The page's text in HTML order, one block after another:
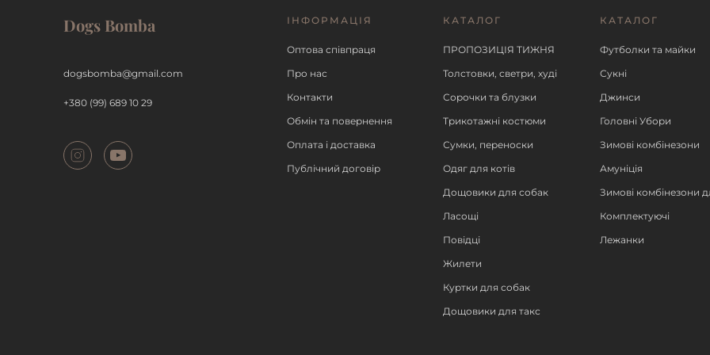
ДЕТАЛЬНІШЕ ДЕТАЛЬНІШЕ
Dogs Bomba
dogsbomba@gmail.com
+380 (99) 689 10 29
ІНФОРМАЦІЯ
Оптова співпраця
Про нас
Контакти
Обмін та повернення
Оплата і доставка
Публічний договір
КАТАЛОГ
ПРОПОЗИЦІЯ ТИЖНЯ
Толстовки, светри, худі
Сорочки та блузки
Трикотажні костюми
Сумки, переноски
Одяг для котів
Дощовики для собак
Ласощі
Повідці
Жилети
Куртки для собак
Дощовики для такс
КАТАЛОГ
Футболки та майки
Сукні
Джинси
Головні Убори
Зимові комбінезони
Амуніція
Зимові комбінезони
Комплектуючі
Лежанки